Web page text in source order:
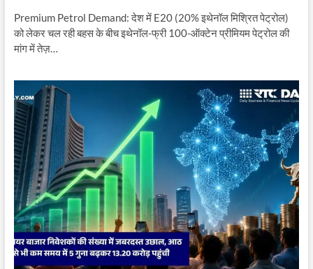
Premium Petrol Demand: देश में E20 (20% इथेनॉल मिश्रित पेट्रोल)
को लेकर चल रही बहस के बीच इथेनॉल-फ्री 100-ऑक्टेन प्रीमियम पेट्रोल की
मांग में तेज़…